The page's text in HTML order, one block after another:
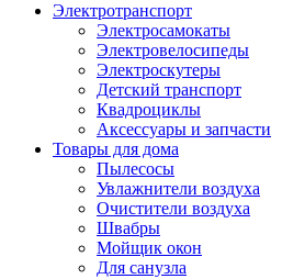
Электротранспорт
Электросамокаты
Электровелосипеды
Электроскутеры
Детский транспорт
Квадроциклы
Аксессуары и запчасти
Товары для дома
Пылесосы
Увлажнители воздуха
Очистители воздуха
Швабры
Мойщик окон
Для санузла